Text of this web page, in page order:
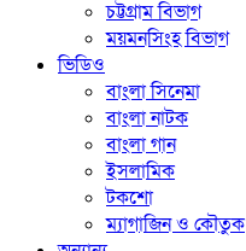
চট্টগ্রাম বিভাগ
ময়মনসিংহ বিভাগ
ভিডিও
বাংলা সিনেমা
বাংলা নাটক
বাংলা গান
ইসলামিক
টকশো
ম্যাগাজিন ও কৌতুক